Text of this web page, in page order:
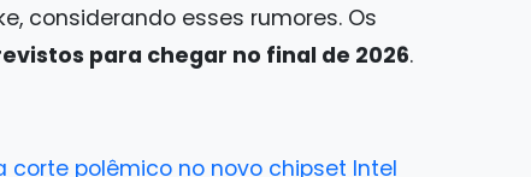
considerando esses rumores. Os
para chegar no final de 2026.
corte polêmico no novo chipset Intel